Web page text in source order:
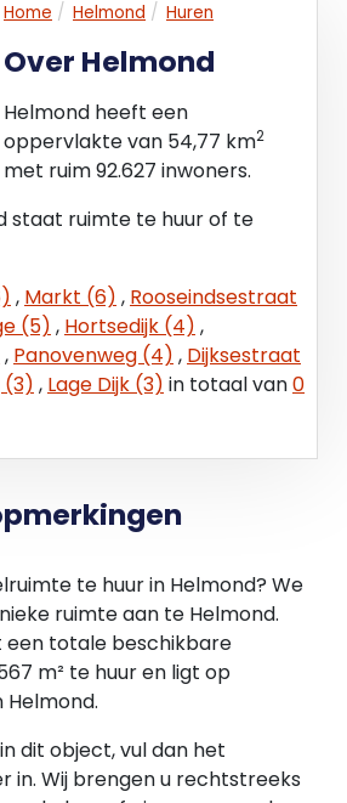
Home Helmond Huren
Over Helmond
Helmond heeft een
oppervlakte van 54,77 km2
met ruim 92.627 inwoners.
staat ruimte te huur of te
, Markt (6) , Rooseindsestraat
(5) , Hortsedijk (4) ,
, Panovenweg (4) , Dijksestraat
(3) , Lage Dijk (3) in totaal van0
te huur in Helmond? We
ruimte aan te Helmond.
een totale beschikbare
m² te huur en ligt op
Helmond.
dit object, vul dan het
in. Wij brengen u rechtstreeks